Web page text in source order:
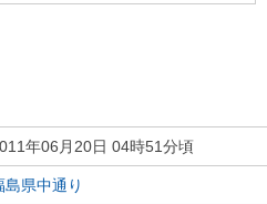
年06月20日 04時51分頃
島県中通り